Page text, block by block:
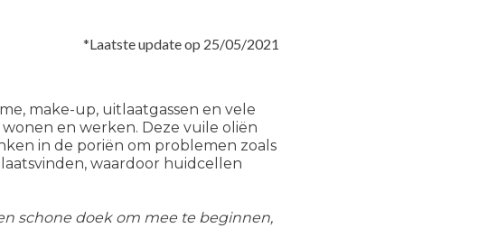
*Laatste update op 25/05/2021
make-up, uitlaatgassen en vele
en werken. Deze vuile oliën
in de poriën om problemen zoals
waardoor huidcellen
schone doek om mee te beginnen,